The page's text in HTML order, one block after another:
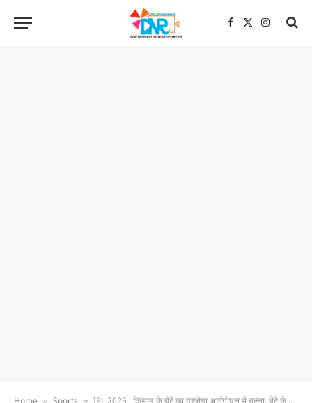
Facebook
X
Home » Sports » IPL 2025 : किसान के बेटे का गरजेगा आईपीएल में बल्ला, बेटे के करियर के लिए बेच डाली थी जमीन